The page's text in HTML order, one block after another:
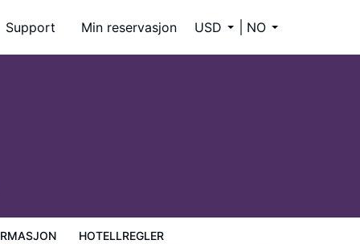
Support Min reservasjon USD NO
HOTELLREGLER